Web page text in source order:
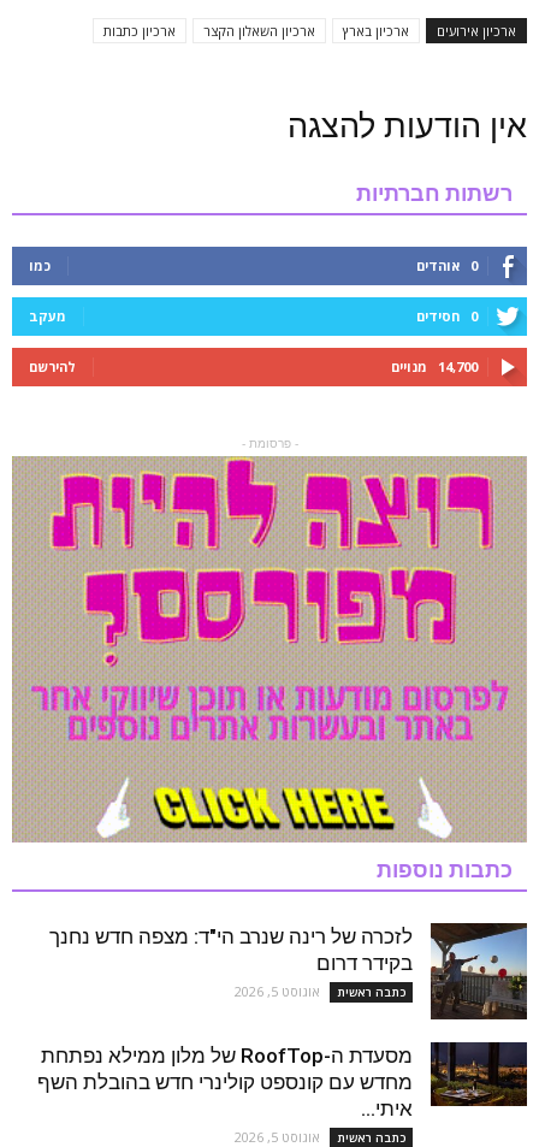
ארכיון אירועים ארכיון בארץ ארכיון השאלון הקצר ארכיון כתבות
אין הודעות להצגה
רשתות חברתיות
0 אוהדים כמו
0 חסידים מעקב
14,700 מנויים להירשם
- פרסומת -
כתבות נוספות
לזכרה של רינה שנרב הי"ד: מצפה חדש נחנך
בקידר דרום
כתבה ראשית אוגוסט 5, 2026
מסעדת ה-RoofTop של מלון ממילא נפתחת
מחדש עם קונספט קולינרי חדש בהובלת השף
איתי...
כתבה ראשית אוגוסט 5, 2026